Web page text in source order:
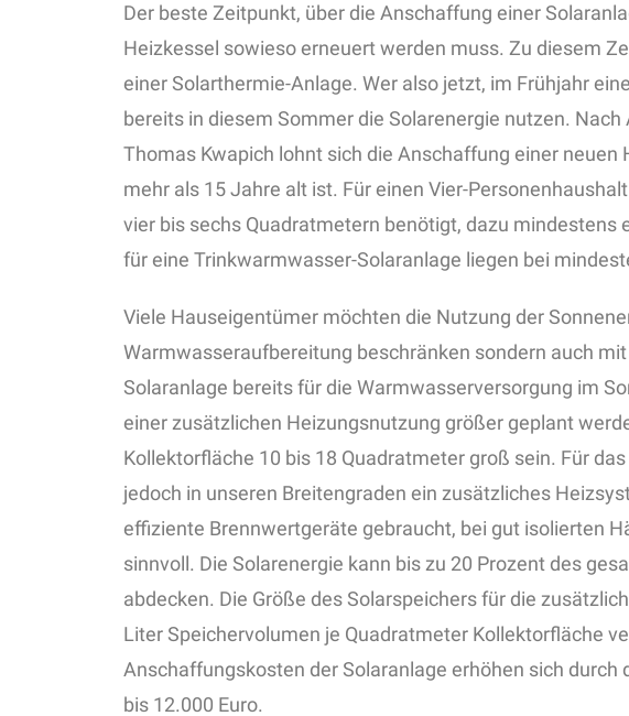
Der beste Zeitpunkt, über die Anschaffung einer
Heizkessel sowieso erneuert werden muss. Zu diesem
einer Solarthermie-Anlage. Wer also jetzt, im Frühjahr
bereits in diesem Sommer die Solarenergie nutzen.
Thomas Kwapich lohnt sich die Anschaffung einer neuen
mehr als 15 Jahre alt ist. Für einen Vier-
vier bis sechs Quadratmetern benötigt, dazu mindestens
für eine Trinkwarmwasser-Solaranlage liegen bei
Viele Hauseigentümer möchten die Nutzung der
Warmwasseraufbereitung beschränken sondern auch
Solaranlage bereits für die Warmwasserversorgung im
einer zusätzlichen Heizungsnutzung größer geplant
Kollektorfläche 10 bis 18 Quadratmeter groß sein. Für
jedoch in unseren Breitengraden ein zusätzliches
effiziente Brennwertgeräte gebraucht, bei gut isolierten
sinnvoll. Die Solarenergie kann bis zu 20 Prozent des
abdecken. Die Größe des Solarspeichers für die
Liter Speichervolumen je Quadratmeter Kollektorfläche
Anschaffungskosten der Solaranlage erhöhen sich durch
bis 12.000 Euro.